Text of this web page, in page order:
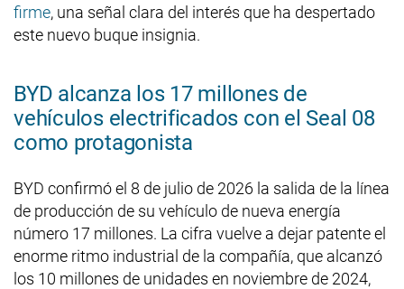
firme, una señal clara del interés que ha despertado
este nuevo buque insignia.
BYD alcanza los 17 millones de
vehículos electrificados con el Seal 08
como protagonista
BYD confirmó el 8 de julio de 2026 la salida de la línea
de producción de su vehículo de nueva energía
número 17 millones. La cifra vuelve a dejar patente el
enorme ritmo industrial de la compañía, que alcanzó
los 10 millones de unidades en noviembre de 2024,